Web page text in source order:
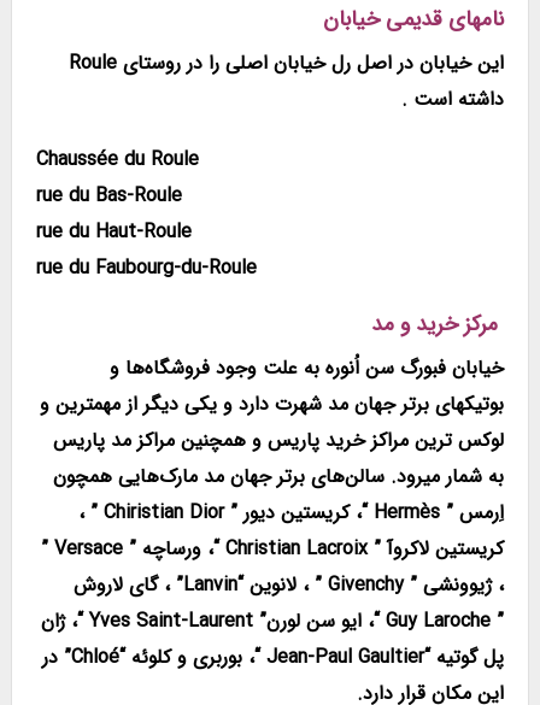
نامهای قدیمی خیابان
این خیابان در اصل رل خیابان اصلی را در روستای Roule
داشته است .
Chaussée du Roule
rue du Bas-Roule
rue du Haut-Roule
rue du Faubourg-du-Roule
مرکز خرید و مد
خیابان فبورگ سن اُنوره به علت وجود فروشگاه‌ها و
بوتیکهای برتر جهان مد شهرت دارد و یکی دیگر از مهمترین و
لوکس ترین مراکز خرید پاریس و همچنین مراکز مد پاریس
به شمار میرود. سالن‌های برتر جهان مد مارک‌هایی همچون
اِرمس ” Hermès “، کریستین دیور ” Chiristian Dior ” ،
کریستین لاکروآ ” Christian Lacroix “، ورساچه ” Versace ”
، ژیوونشی ” Givenchy ” ، لانوین “Lanvin” ، گای لاروش
” Guy Laroche “، ایو سن لورن” Yves Saint-Laurent “، ژان
پل گوتیه “Jean-Paul Gaultier “، بوربری و کلوئه “Chloé” در
این مکان قرار دارد.